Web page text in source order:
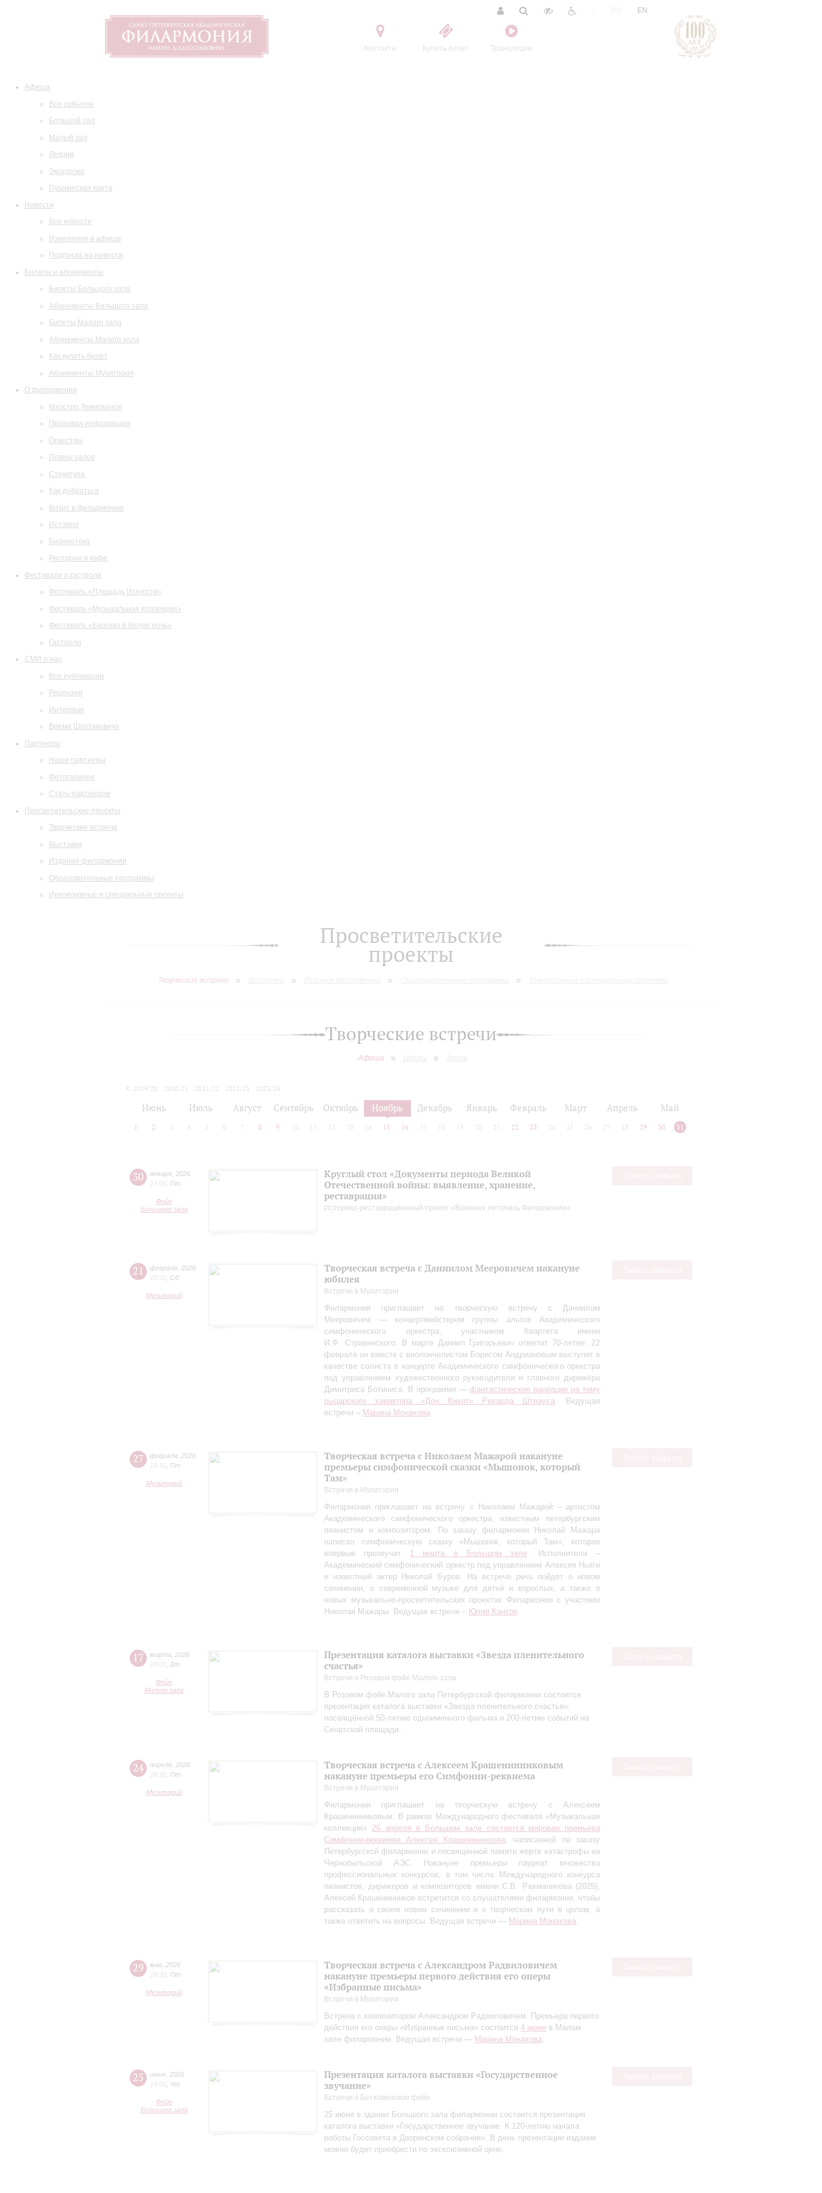
Контакты Купить билет Трансляции
EN
Афиша
Все события
Большой зал
Малый зал
Лекции
Экскурсии
Пушкинская карта
Новости
Все новости
Изменения в афише
Подписка на новости
Билеты и абонементы
Билеты Большого зала
Абонементы Большого зала
Билеты Малого зала
Абонементы Малого зала
Как купить билет
Абонементы Музитория
О филармонии
Маэстро Темирканов
Правовая информация
Оркестры
Планы залов
Структура
Как добраться
Визит в филармонию
История
Библиотека
Ресторан и кафе
Фестивали и гастроли
Фестиваль «Площадь Искусств»
Фестиваль «Музыкальная коллекция»
Фестиваль «Барокко в белую ночь»
Гастроли
СМИ о нас
Все публикации
Рецензии
Интервью
Время Шостаковича
Партнеры
Наши партнеры
Фотогалерея
Стать партнером
Просветительские проекты
Творческие встречи
Выставки
Издания филармонии
Образовательные программы
Инклюзивные и специальные проекты
Просветительские
проекты
Творческие встречи
Творческие встречи
Афиша Циклы Архив
2019/20 2020/21 2021/22 2022/23
2023/24
Июнь Июль Август Сентябрь Октябрь Ноябрь Декабрь Январь Февраль Март Апрель Май
1 2 3 4 5 6 7 8 9 10 12 13 14 15 16 17 18 19 20 21 22 23 24 25 26 27 28 29 30 31
30 января 2026
12:00 Пт
Фойе
Большого зала
Круглый стол «Документы периода Великой
Отечественной войны: выявление, хранение,
реставрация»
Историко-реставрационный проект «Военная летопись Филармонии»
21 февраля 2026
18:30 Сб
Музиторий
Творческая встреча с Даниилом Мееровичем накануне
юбилея
Встречи в Музитории
Филармония приглашает на творческую встречу с Даниилом
Мееровичем — концертмейстером группы альтов Академического
симфонического оркестра, участником Квартета имени
И.Ф. Стравинского. В марте Даниил Григорьевич отметит 70‑летие. 22
февраля он вместе с виолончелистом Борисом Андриановым выступит в
качестве солиста в концерте Академического симфонического оркестра
под управлением художественного руководителя и главного дирижёра
Димитриса Ботиниса. В программе — фантастические вариации на тему
рыцарского характера «Дон Кихот» Рихарда Штрауса. Ведущая
встречи – Марина Монахова.
27 февраля 2026
18:30 Пт
Музиторий
Творческая встреча с Николаем Мажарой накануне
премьеры симфонической сказки «Мышонок, который
Там»
Встречи в Музитории
Филармония приглашает на встречу с Николаем Мажарой – артистом
Академического симфонического оркестра, известным петербургским
пианистом и композитором. По заказу филармонии Николай Мажара
написал симфоническую сказку «Мышонок, который Там», которая
впервые прозвучит 1 марта в Большом зале. Исполнители –
Академический симфонический оркестр под управлением Алексея Ньяги
и известный актер Николай Буров. На встрече речь пойдет о новом
сочинении, о современной музыке для детей и взрослых, а также о
новых музыкально-просветительских проектах Филармонии с участием
Николая Мажары. Ведущая встречи – Юлия Кантор.
17 марта
2026
18:00
Вт
Фойе
Малого зала
Презентация каталога выставки «Звезда пленительного
счастья»
Встречи в Розовом фойе Малого зала
В Розовом фойе Малого зала Петербургской филармонии состоится
презентация каталога выставки «Звезда пленительного счастья»,
посвящённой 50-летию одноименного фильма и 200-летию событий на
Сенатской площади.
24 апреля 2026
18:30
Пт
Музиторий
Творческая встреча с Алексеем Крашенинниковым
накануне премьеры его Симфонии-реквиема
Встречи в Музитории
Филармония приглашает на творческую встречу с Алексеем
Крашенинниковым. В рамках Международного фестиваля «Музыкальная
коллекция» 26 апреля в Большом зале состоится мировая премьера
Симфонии-реквиема Алексея Крашенинникова, написанной по заказу
Петербургской филармонии и посвященной памяти жертв катастрофы на
Чернобыльской АЭС. Накануне премьеры лауреат множества
профессиональных конкурсов, в том числе Международного конкурса
пианистов, дирижеров и композиторов имени С.В. Рахманинова (2025),
Алексей Крашенинников встретится со слушателями филармонии, чтобы
рассказать о своем новом сочинении и о творческом пути в целом, а
также ответить на вопросы. Ведущая встречи — Марина Монахова.
29 мая 2026
18:30 Пт
Музиторий
Творческая встреча с Александром Радвиловичем
накануне премьеры первого действия его оперы
«Избранные письма»
Встречи в Музитории
Встреча с композитором Александром Радвиловичем. Премьера первого
действия его оперы «Избранные письма» состоится 4 июня в Малом
зале филармонии. Ведущая встречи — Марина Монахова
25 июня 2026
14:00 Чт
Фойе
Большого зала
Презентация каталога выставки «Государственное
звучание»
Встречи в Бетховенском фойе
25 июня в здании Большого зала филармонии состоится презентация
каталога выставки «Государственное звучание. К 120‑летию начала
работы Госсовета в Дворянском собрании». В день презентации издание
можно будет приобрести по эксклюзивной цене.